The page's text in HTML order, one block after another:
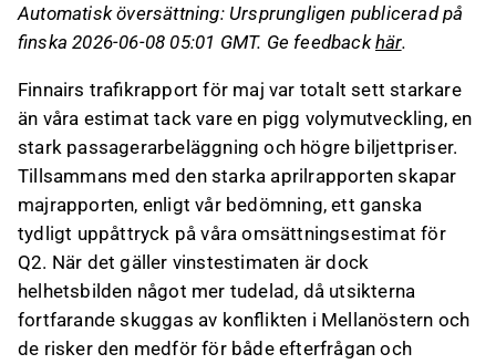
Passagerarantalet ökade med över 7 % och
den sålda volymen med cirka 6 %, trots en
utveckling i Asien och Europa.
Passagerarbeläggningen nådde 78 %, över
förväntningarna, med särskilt starka siffror i
Asien och Nordamerika, medan inrikesflyg låg
under förväntningarna.
Fraktvolymen ökade med nästan 5 %, främst
drivet av trafik till Europa och Asien, vilket
också stöttade enhetsintäkterna.
Detta innehåll är skapat av AI. Du kan lämna feedback
Automatisk översättning: Ursprungligen publicerad på
finska 2026-06-08 05:01 GMT. Ge feedbackhär.
Finnairs trafikrapport för maj var totalt sett starkare
än våra estimat tack vare en pigg volymutveckling, en
stark passagerarbeläggning och högre biljettpriser.
Tillsammans med den starka aprilrapporten skapar
majrapporten, enligt vår bedömning, ett ganska
tydligt uppåttryck på våra omsättningsestimat för
Q2. När det gäller vinstestimaten är dock
helhetsbilden något mer tudelad, då utsikterna
fortfarande skuggas av konflikten i Mellanöstern och
de risker den medför för både efterfrågan och